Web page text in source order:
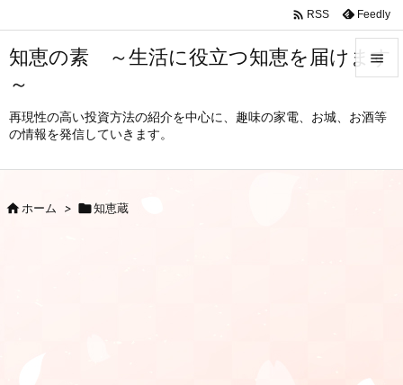
知恵の素 ～生活に役立つ知恵を届けます
～
再現性の高い投資方法の紹介を中心に、趣味の家電、お城、お酒等
の情報を発信していきます。

メニュ
 RSS Feedly
ホーム > 知恵蔵